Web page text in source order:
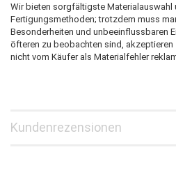
Wir bieten sorgfältigste Materialauswahl
Fertigungsmethoden; trotzdem muss
Besonderheiten und unbeeinflussbaren
öfteren zu beobachten sind,
nicht vom Käufer als Materialfehler
Kundenrezensionen